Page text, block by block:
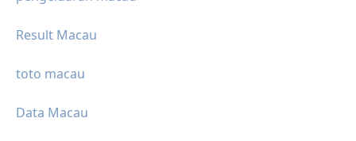
Result Macau
toto macau
Data Macau